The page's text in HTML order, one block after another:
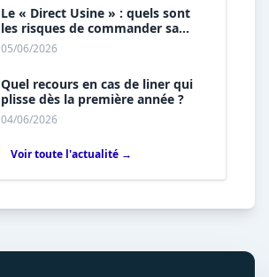
Le « Direct Usine » : quels sont
les risques de commander sa
piscine sans installateur ?
05/06/2026
Quel recours en cas de liner qui
plisse dès la première année ?
04/06/2026
Voir toute l'actualité →